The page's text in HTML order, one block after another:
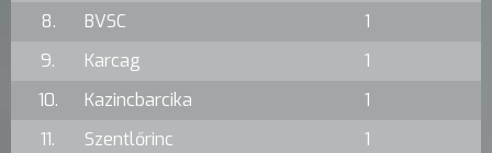
8.
BVSC
1
9.
Karcag
1
10.
Kazincbarcika
1
11.
Szentlőrinc
1